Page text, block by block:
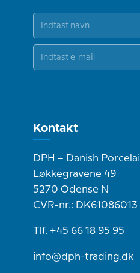
Kontakt
DPH – Danish
Løkkegravene 49
5270 Odense N
CVR-nr.: DK61086013
Tlf. +45 66 18 95 95
info@dph-trading.dk